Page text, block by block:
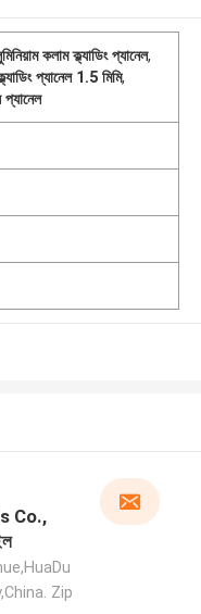
কলাম ক্ল্যাডিং প্যানেল,
প্যানেল 1.5 মিমি,
প্যানেল
Co.,
Zip